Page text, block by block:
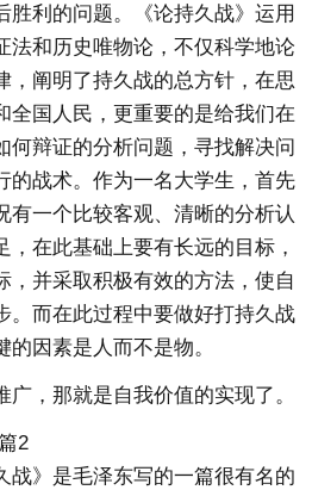
胜利的问题。《论持久战》运用
法和历史唯物论，不仅科学地论
，阐明了持久战的总方针，在思
全国人民，更重要的是给我们在
辩证的分析问题，寻找解决问
的战术。作为一名大学生，首先
有一个比较客观、清晰的分析认
在此基础上要有长远的目标，
，并采取积极有效的方法，使自
。而在此过程中要做好打持久战
因素是人而不是物。
，那就是自我价值的实现了。
2
战》是毛泽东写的一篇很有名的